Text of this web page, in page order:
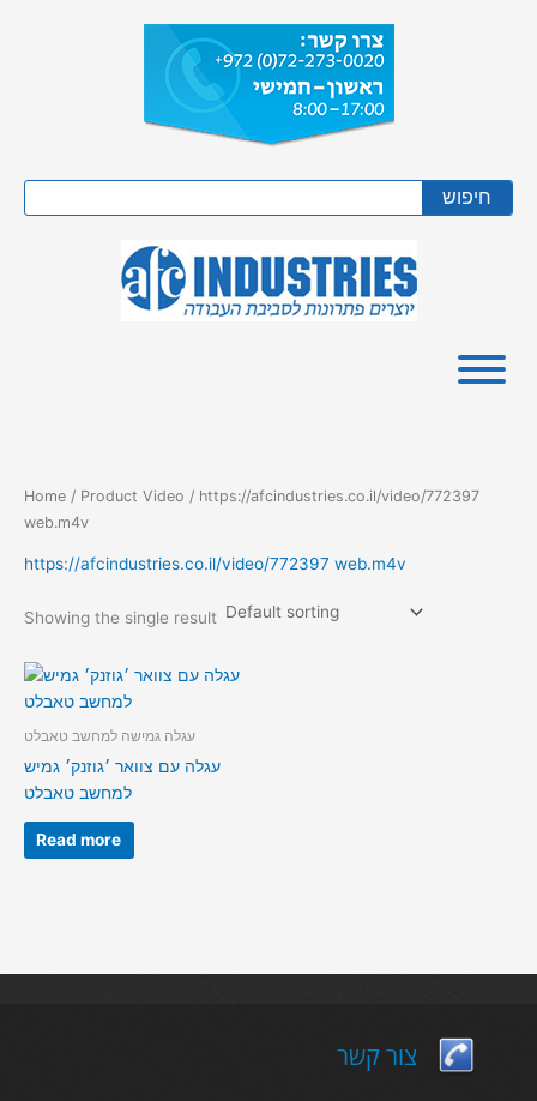
חיפוש
Home / Product Video / https://afcindustries.co.il/video/772397
web.m4v
https://afcindustries.co.il/video/772397 web.m4v
Showing the single result
עגלה גמישה למחשב טאבלט
עגלה עם צוואר ׳גוזנק׳ גמיש
למחשב טאבלט
Read more
צור קשר